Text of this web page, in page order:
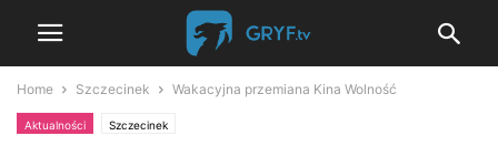
Home Szczecinek Wakacyjna przemiana Kina Wolność
Aktualności Szczecinek